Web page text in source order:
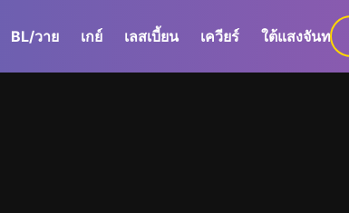
BL/วาย เกย์ เลสเบี้ยน เควียร์ ใต้แสงจันทร์